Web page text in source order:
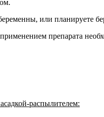
или планируете
препарата
распылителем: